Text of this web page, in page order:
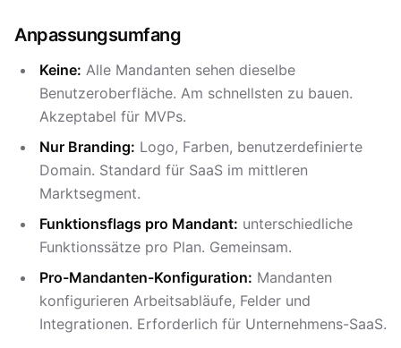
Anpassungsumfang
Keine: Alle Mandanten sehen dieselbe
Benutzeroberfläche. Am schnellsten zu bauen.
Akzeptabel für MVPs.
Nur Branding: Logo, Farben, benutzerdefinierte
Domain. Standard für SaaS im mittleren
Marktsegment.
Funktionsflags pro Mandant: unterschiedliche
Funktionssätze pro Plan. Gemeinsam.
Pro-Mandanten-Konfiguration: Mandanten
konfigurieren Arbeitsabläufe, Felder und
Integrationen. Erforderlich für Unternehmens-SaaS.